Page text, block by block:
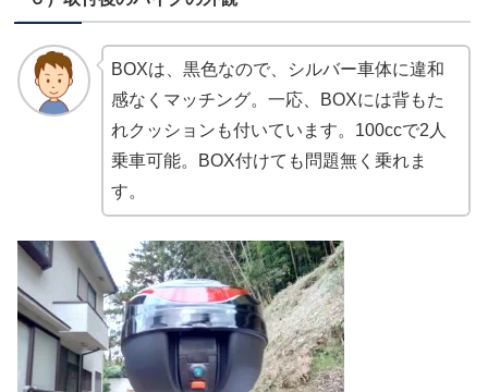
BOXは、黒色なので、シルバー車体に違和
感なくマッチング。一応、BOXには背もた
れクッションも付いています。100ccで2人
乗車可能。BOX付けても問題無く乗れま
す。